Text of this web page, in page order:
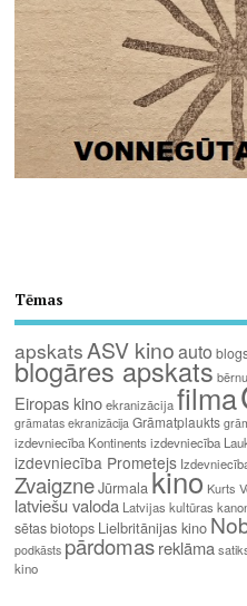
Tēmas
apskats ASV kinoauto
blogāres apskats
Eiropas kino ekranizācija filma
grāmatas ekranizācija Grāmatplaukts
izdevniecība Kontinents izdevniecība
izdevniecība Prometejs
ZvaigzneJūrmala kino Kurts
latviešu valoda Latvijas kultūras
sētas biotops Lielbritānijas kino
podkāsts pārdomasreklāma
kino